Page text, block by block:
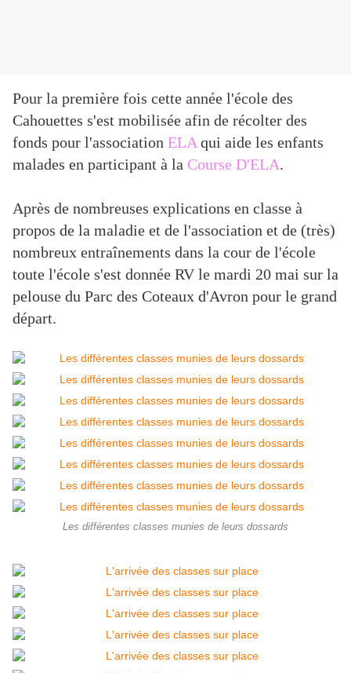
Pour la première fois cette année l'école des
Cahouettes s'est mobilisée afin de récolter des
fonds pour l'association ELA qui aide les enfants
malades en participant à la Course D'ELA.
Après de nombreuses explications en classe à
propos de la maladie et de l'association et de (très)
nombreux entraînements dans la cour de l'école
toute l'école s'est donnée RV le mardi 20 mai sur la
pelouse du Parc des Coteaux d'Avron pour le grand
départ.
Les différentes classes munies de leurs dossards